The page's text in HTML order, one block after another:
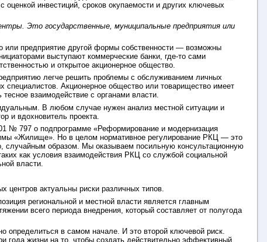
инвестиций, сроков окупаемости и других ключевых
Это государственные, муниципальные предприятия или
или предприятие другой формы собственности — возможны
выступают коммерческие банки, где-то сами
и открытое акционерное общество.
легче решить проблемы с обслуживанием личных
Акционерное общество или товарищество имеет
взаимодействие с органами власти.
В любом случае нужен анализ местной ситуации и
и вдохновитель проекта.
№ 797 о подпрограмме «Реформирование и модернизация
«Жилище». Но в целом нормативное регулирование РКЦ — это
образом. Мы оказываем посильную консультационную
как условия взаимодействия РКЦ со службой социальной
власти.
актуальны риски различных типов.
региональной и местной власти является главным
всего периода внедрения, который составляет от полугода
определиться в самом начале. И это второй ключевой риск.
года жизни на то, чтобы создать действительно эффективный